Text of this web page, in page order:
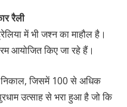
रैली
में भी जश्न का माहौल है।
आयोजित किए जा रहे हैं।
निकाल, जिसमें 100 से अधिक
उत्साह से भरा हुआ है जो कि